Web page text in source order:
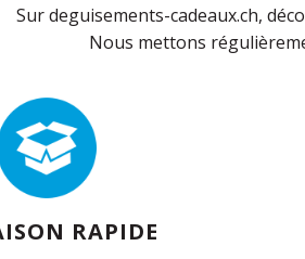
Sur deguisements-cadeaux.ch,
Nous mettons
RAPIDE